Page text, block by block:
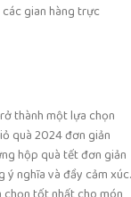
gian hàng trực
thành một lựa chọn
quà 2024 đơn giản
hộp quà tết đơn giản
nghĩa và đầy cảm xúc.